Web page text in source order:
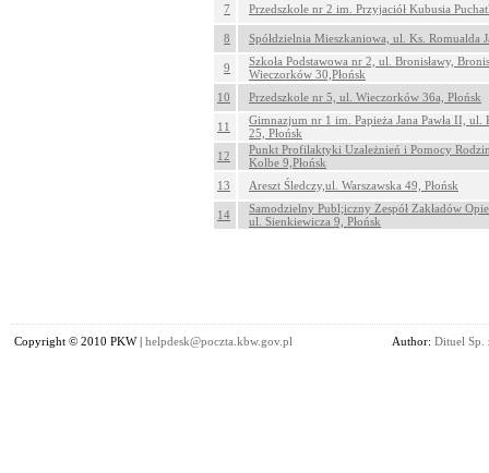
7
Przedszkole nr 2 im. Przyjaciół Kubusia
8 Spółdzielnia Mieszkaniowa, ul. Ks. Romualda
9
Szkoła Podstawowa nr 2, ul. Bronisławy,
Wieczorków 30,Płońsk
10
Przedszkole nr 5, ul. Wieczorków 36a, Płońsk
11
Gimnazjum nr 1 im. Papieża Jana Pawła II, ul.
25, Płońsk
12
Punkt Profilaktyki Uzależnień i Pomocy
Kolbe 9,Płońsk
13
Areszt Śledczy,ul. Warszawska 49, Płońsk
14
Samodzielny Publ;iczny Zespół Zakładów
ul. Sienkiewicza 9, Płońsk
Copyright © 2010 PKW | helpdesk@poczta.kbw.gov.pl Author: Dituel Sp.